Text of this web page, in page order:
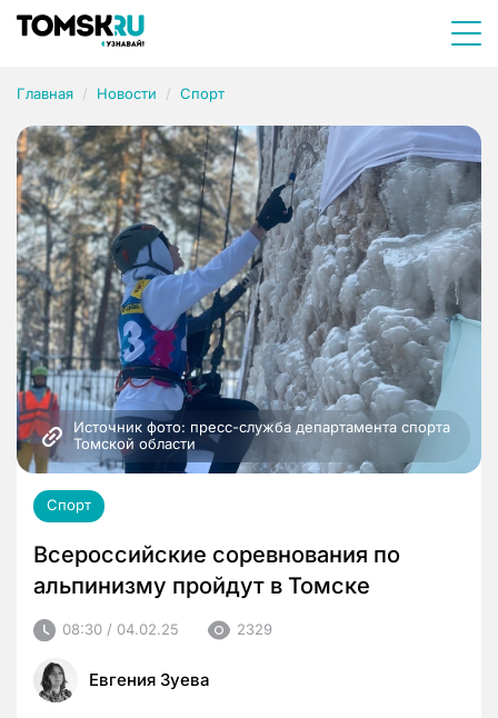
Главная Новости Спорт
Источник фото: пресс-служба департамента спорта
Томской области
Спорт
Всероссийские соревнования по
альпинизму пройдут в Томске
08:30 / 04.02.25 2329
Евгения Зуева